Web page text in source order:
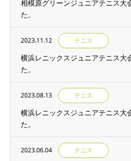
相模原グリーンジュニアテニス大
た。
2023.11.12 テニス
横浜レニックスジュニアテニス大
た。
2023.08.13 テニス
横浜レニックスジュニアテニス大
た。
2023.06.04 テニス